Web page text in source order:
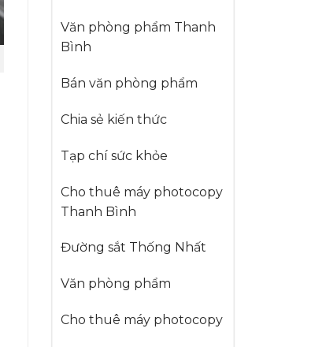
Văn phòng phẩm Thanh
Bình
Bán văn phòng phẩm
Chia sẻ kiến thức
Tạp chí sức khỏe
Cho thuê máy photocopy
Thanh Bình
Đường sắt Thống Nhất
Văn phòng phẩm
Cho thuê máy photocopy